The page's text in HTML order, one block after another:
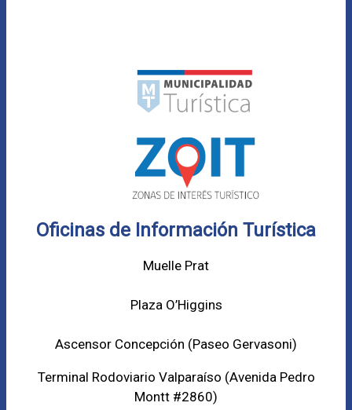
Oficinas de Información Turística
Muelle Prat
Plaza O’Higgins
Ascensor Concepción (Paseo Gervasoni)
Terminal Rodoviario Valparaíso (Avenida Pedro
Montt #2860)